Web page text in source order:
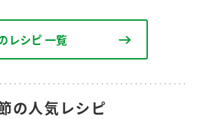
レシピ 一覧
の人気レシピ